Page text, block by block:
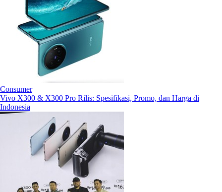
Consumer
Vivo X300 & X300 Pro Rilis: Spesifikasi, Promo, dan Harga di
Indonesia